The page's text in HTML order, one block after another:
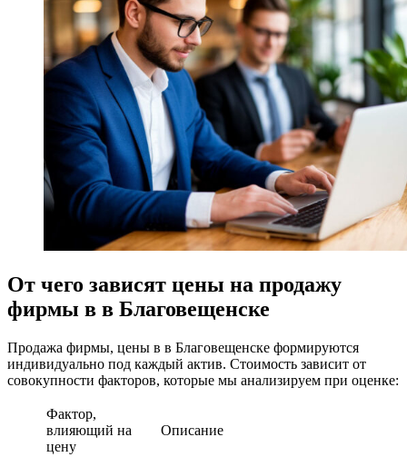
От чего зависят цены на продажу
фирмы в в Благовещенске
Продажа фирмы, цены в в Благовещенске формируются
индивидуально под каждый актив. Стоимость зависит от
совокупности факторов, которые мы анализируем при оценке:
Фактор,
влияющий на
цену
Описание